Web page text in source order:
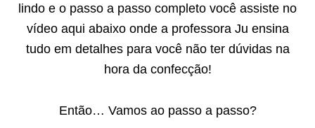
lindo e o passo a passo completo você assiste no
vídeo aqui abaixo onde a professora Ju ensina
tudo em detalhes para você não ter dúvidas na
hora da confecção!
Então… Vamos ao passo a passo?